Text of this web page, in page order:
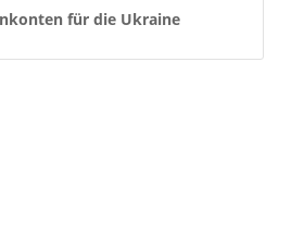
für die Ukraine